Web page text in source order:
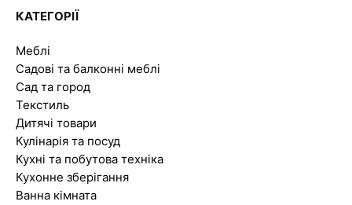
КАТЕГОРІЇ
Меблі
Садові та балконні меблі
Сад та город
Текстиль
Дитячі товари
Кулінарія та посуд
Кухні та побутова техніка
Кухонне зберігання
Ванна кімната